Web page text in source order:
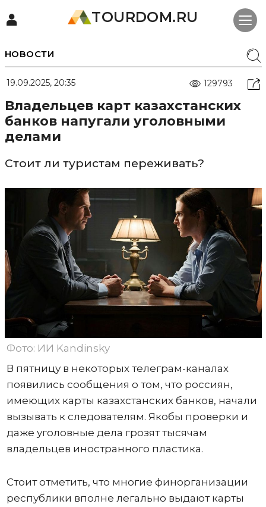
TOURDOM.RU
НОВОСТИ
19.09.2025, 20:35 129793
Владельцев карт казахстанских
банков напугали уголовными
делами
Стоит ли туристам переживать?
Фото: ИИ Kandinsky
В пятницу в некоторых телеграм-каналах
появились сообщения о том, что россиян,
имеющих карты казахстанских банков, начали
вызывать к следователям. Якобы проверки и
даже уголовные дела грозят тысячам
владельцев иностранного пластика.
Стоит отметить, что многие финорганизации
республики вполне легально выдают карты